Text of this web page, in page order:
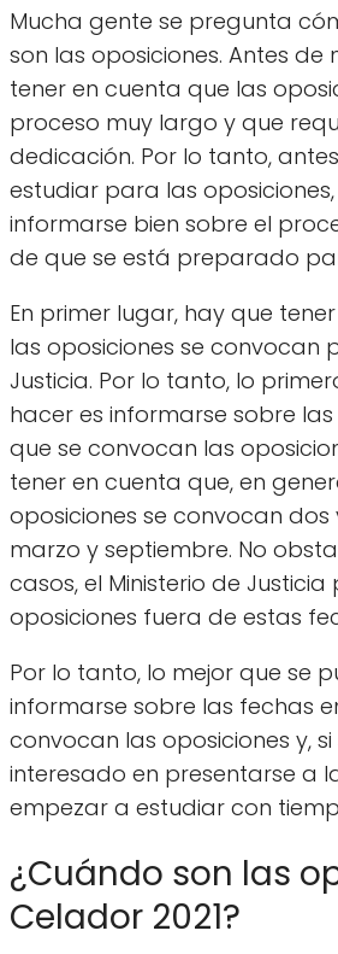
Mucha gente se pregunta
son las oposiciones. Antes de
tener en cuenta que las
proceso muy largo y que
dedicación. Por lo tanto,
estudiar para las
informarse bien sobre el
de que se está preparado
En primer lugar, hay que
las oposiciones se convocan
Justicia. Por lo tanto, lo
hacer es informarse sobre
que se convocan las
tener en cuenta que, en
oposiciones se convocan dos
marzo y septiembre. No
casos, el Ministerio de
oposiciones fuera de estas
Por lo tanto, lo mejor que se
informarse sobre las fechas
convocan las oposiciones y, si
interesado en presentarse a
empezar a estudiar con
¿Cuándo son las
Celador 2021?